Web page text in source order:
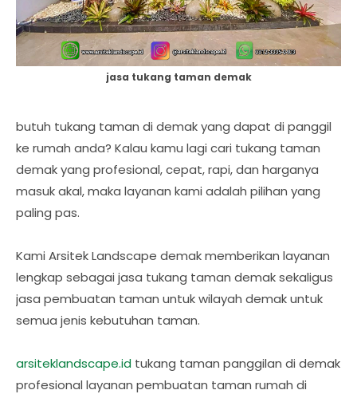
jasa tukang taman demak
butuh tukang taman di demak yang dapat di panggil
ke rumah anda? Kalau kamu lagi cari tukang taman
demak yang profesional, cepat, rapi, dan harganya
masuk akal, maka layanan kami adalah pilihan yang
paling pas.
Kami Arsitek Landscape demak memberikan layanan
lengkap sebagai jasa tukang taman demak sekaligus
jasa pembuatan taman untuk wilayah demak untuk
semua jenis kebutuhan taman.
arsiteklandscape.id tukang taman panggilan di demak
profesional layanan pembuatan taman rumah di